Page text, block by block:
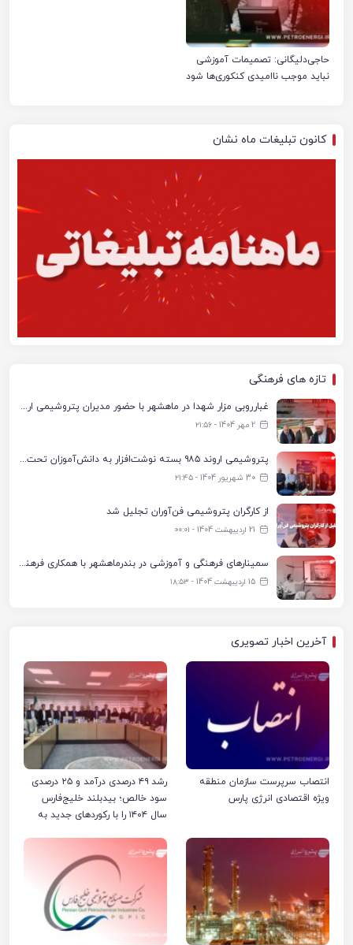
حاجی‌دلیگانی: تصمیمات آموزشی
نباید موجب ناامیدی کنکوری‌ها شود
کانون تبلیغات ماه نشان
تازه های فرهنگی
غبارروبی مزار شهدا در ماهشهر با حضور مدیران پتروشیمی اروند و مسئولان شهری
2 مهر 1404 - ۲۱:۵۶
پتروشیمی اروند ۹۸۵ بسته نوشت‌افزار به دانش‌آموزان تحت پوشش کمیته امداد بندرماهشهر اهدا کرد
30 شهریور 1404 - ۲۱:۴۵
از کارگران پتروشیمی فن‌آوران تجلیل شد
21 اردیبهشت 1404 - ۰۰:۰۱
سمینارهای فرهنگی و آموزشی در بندرماهشهر با همکاری فرهنگ‌سرای پتروشیمی مارون
15 اردیبهشت 1404 - ۱۸:۵۳
آخرین اخبار تصویری
انتصاب سرپرست سازمان منطقه
ویژه اقتصادی انرژی پارس
رشد ۴۹ درصدی درآمد و ۲۵ درصدی
سود خالص؛ بیدبلند خلیج‌فارس
سال ۱۴۰۴ را با رکوردهای جدید به